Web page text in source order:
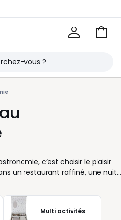
Voir
c’est choisir le plaisir
un restaurant raffiné, une nuit
compris, une dégustation de
d’expériences qui éveillent
Vous cherchez une idée
loin de l’habituel objet
Multi activités